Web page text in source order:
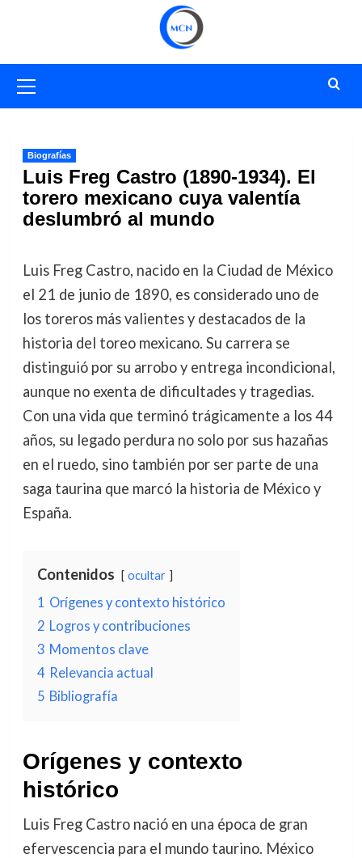
primario
Biografías
Luis Freg Castro (1890-1934). El
torero mexicano cuya valentía
deslumbró al mundo
Luis Freg Castro, nacido en la Ciudad de México
el 21 de junio de 1890, es considerado uno de
los toreros más valientes y destacados de la
historia del toreo mexicano. Su carrera se
distinguió por su arrobo y entrega incondicional,
aunque no exenta de dificultades y tragedias.
Con una vida que terminó trágicamente a los 44
años, su legado perdura no solo por sus hazañas
en el ruedo, sino también por ser parte de una
saga taurina que marcó la historia de México y
España.
Contenidos ocultar
1 Orígenes y contexto histórico
2 Logros y contribuciones
3 Momentos clave
4 Relevancia actual
5 Bibliografía
Orígenes y contexto
histórico
Luis Freg Castro nació en una época de gran
efervescencia para el mundo taurino. México